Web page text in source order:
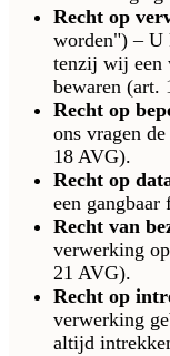
Recht op
worden") – U
tenzij wij een
bewaren (art.
Recht op
ons vragen
18 AVG).
Recht op
een
Recht van
verwerking
21 AVG).
Recht op
verwerking
altijd